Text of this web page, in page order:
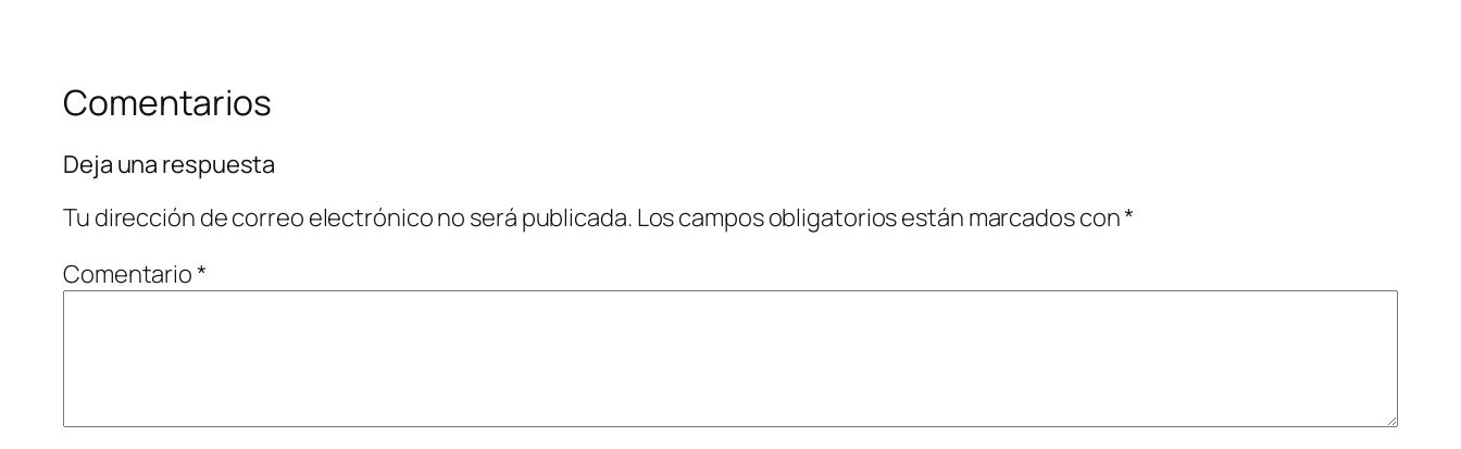
Comentarios
Deja una respuesta
Tu dirección de correo electrónico no será publicada. Los campos obligatorios están marcados con*
Comentario*